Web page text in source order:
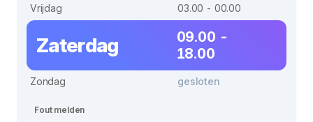
Vrijdag
03.00 - 00.00
Zaterdag
09.00 -
18.00
Zondag gesloten
Fout melden